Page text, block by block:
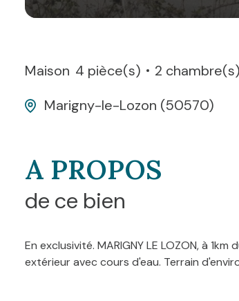
Maison 4 pièce(s) 2 chambre(s)
Marigny-le-Lozon (50570)
A PROPOS
de ce bien
En exclusivité. MARIGNY LE LOZON, à
extérieur avec cours d'eau. Terrain